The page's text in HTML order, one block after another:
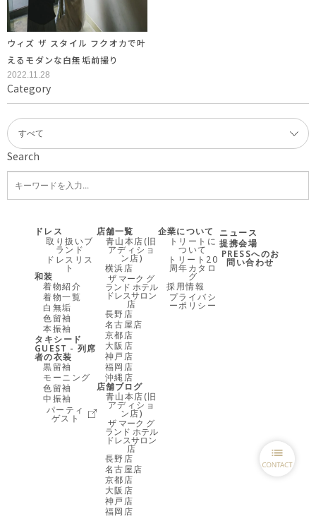
ウィズ ザ スタイル フクオカで叶
えるモダンな白無垢前撮り
2022.11.28
Search
Category
ドレス
取り扱いブ
ランド
ドレスリス
ト
和装
着物紹介
着物一覧
白無垢
色留袖
本振袖
タキシード
GUEST - 列席
者の衣装
黒留袖
モーニング
色留袖
中振袖
パーティ
ゲスト
店舗一覧
青山本店(旧
アディショ
ン店)
横浜店
ザ マーク グ
ランド ホテル
ドレスサロン
店
長野店
名古屋店
京都店
大阪店
神戸店
福岡店
沖縄店
店舗ブログ
青山本店(旧
アディショ
ン店)
ザ マーク グ
ランド ホテル
ドレスサロン
店
長野店
名古屋店
京都店
大阪店
神戸店
福岡店
企業について
トリートに
ついて
トリート20
周年カタロ
グ
採用情報
プライバシ
ーポリシー
ニュース
提携会場
PRESSへのお
問い合わせ